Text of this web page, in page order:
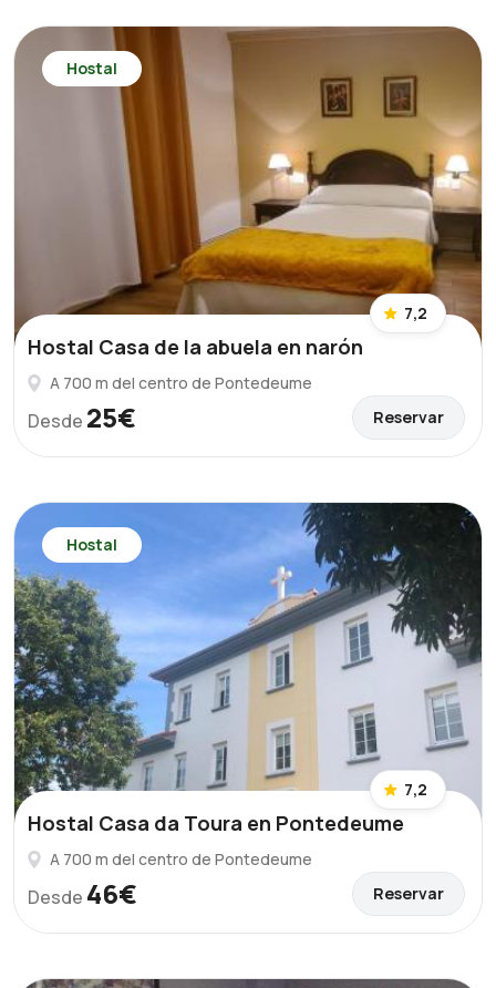
Hostal
7,2
Hostal Casa de la abuela en narón
A 700 m del centro de Pontedeume
Desde 25€ Reservar
Hostal
7,2
Hostal Casa da Toura en Pontedeume
A 700 m del centro de Pontedeume
Desde 46€ Reservar